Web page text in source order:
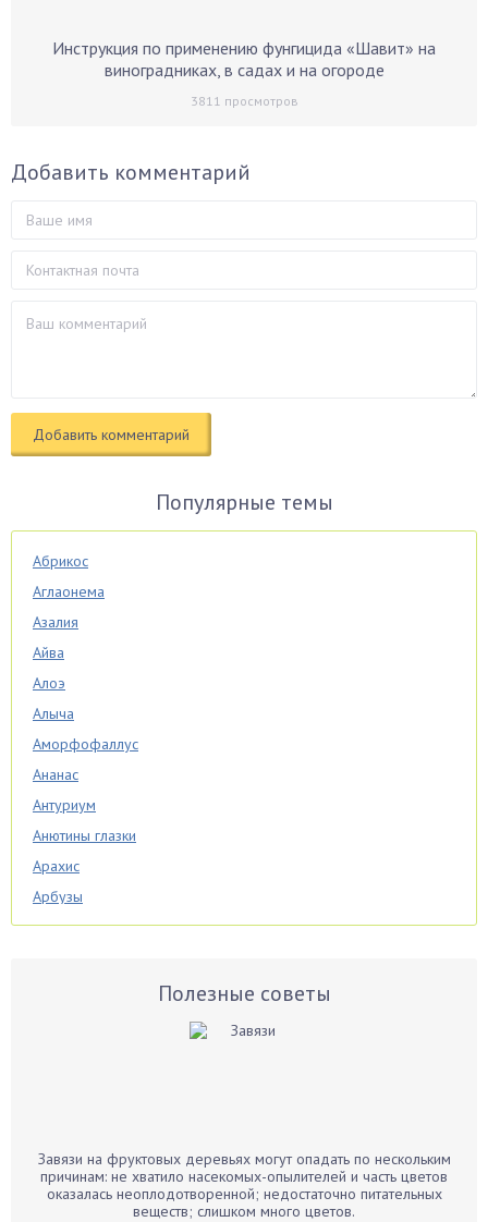
Инструкция по применению фунгицида «Шавит» на
виноградниках, в садах и на огороде
3811 просмотров
Добавить комментарий
Популярные темы
Абрикос
Аглаонема
Азалия
Айва
Алоэ
Алыча
Аморфофаллус
Ананас
Антуриум
Анютины глазки
Арахис
Арбузы
Аспарагус
Бархатцы
Бегония
Полезные советы
Завязи на фруктовых деревьях могут опадать по нескольким
причинам: не хватило насекомых-опылителей и часть цветов
оказалась неоплодотворенной; недостаточно питательных
веществ; слишком много цветов.